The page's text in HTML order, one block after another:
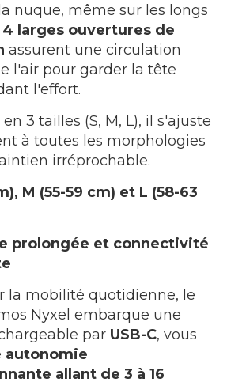
nuque, même sur les longs
4 larges ouvertures de
assurent une circulation
l'air pour garder la tête
l'effort.
3 tailles (S, M, L), il s'ajuste
à toutes les morphologies
irréprochable.
M (55-59 cm) et L (58-63
prolongée et connectivité
la mobilité quotidienne, le
Nyxel embarque une
par USB-C, vous
autonomie
allant de 3 à 16